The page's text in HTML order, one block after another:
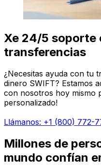
Xe 24/5 soporte
transferencias
¿Necesitas ayuda con tu
dinero SWIFT? Estamos
con nosotros hoy mismo
personalizado!
Llámanos: +1 (800) 772-
Millones de
mundo confían